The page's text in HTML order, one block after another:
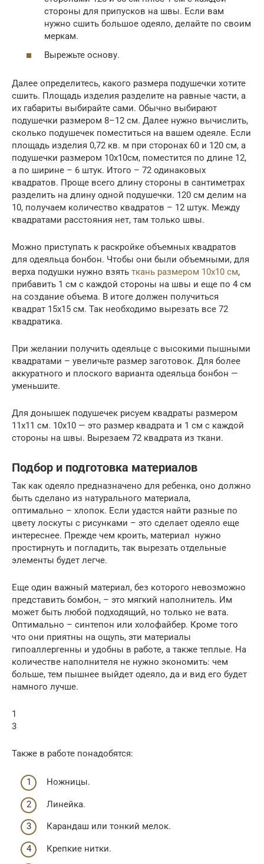
стороны для припусков на швы. Если вам
нужно сшить большое одеяло, делайте по своим
меркам.
Вырежьте основу.
Далее определитесь, какого размера подушечки хотите
сшить. Площадь изделия разделите на равные части, а
их габариты выбирайте сами. Обычно выбирают
подушечки размером 8–12 см. Далее нужно вычислить,
сколько подушечек поместиться на вашем одеяле. Если
площадь изделия 0,72 кв. м при сторонах 60 и 120 см, а
подушечки размером 10х10см, поместится по длине 12,
а по ширине – 6 штук. Итого – 72 одинаковых
квадратов. Проще всего длину стороны в сантиметрах
разделить на длину одной подушечки. 120 см делим на
10, получаем количество квадратов – 12 штук. Между
квадратами расстояния нет, там только швы.
Можно приступать к раскройке объемных квадратов
для одеяльца бонбон. Чтобы они были объемными, для
верха подушки нужно взять ткань размером 10х10 см,
прибавить 1 см с каждой стороны на швы и еще по 4 см
на создание объема. В итоге должен получиться
квадрат 15х15 см. Так необходимо вырезать все 72
квадратика.
При желании получить одеяльце с высокими пышными
квадратами – увеличьте размер заготовок. Для более
аккуратного и плоского варианта одеяльца бонбон —
уменьшите.
Для донышек подушечек рисуем квадраты размером
11х11 см. 10х10 — это размер квадрата и 1 см с каждой
стороны на швы. Вырезаем 72 квадрата из ткани.
Подбор и подготовка материалов
Так как одеяло предназначено для ребенка, оно должно
быть сделано из натурального материала,
оптимально – хлопок. Если удастся найти разные по
цвету лоскуты с рисунками – это сделает одеяло еще
интереснее. Прежде чем кроить, материал нужно
простирнуть и погладить, так вырезать отдельные
элементы будет легче.
Еще один важный материал, без которого невозможно
представить бомбон, – это мягкий наполнитель. Им
может быть любой подходящий, но только не вата.
Оптимально – синтепон или холофайбер. Кроме того
что они приятны на ощупь, эти материалы
гипоаллергенны и удобны в работе, а также теплые. На
количестве наполнителя не нужно экономить: чем
больше, тем пышнее выйдет одеяло, да и вид его будет
намного лучше.
1
3
Также в работе понадобятся:
Ножницы.
Линейка.
Карандаш или тонкий мелок.
Крепкие нитки.